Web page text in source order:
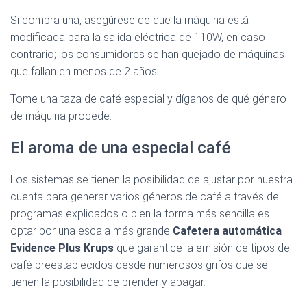
Si compra una, asegúrese de que la máquina está
modificada para la salida eléctrica de 110W, en caso
contrario; los consumidores se han quejado de máquinas
que fallan en menos de 2 años.
Tome una taza de café especial y díganos de qué género
de máquina procede.
El aroma de una especial café
Los sistemas se tienen la posibilidad de ajustar por nuestra
cuenta para generar varios géneros de café a través de
programas explicados o bien la forma más sencilla es
optar por una escala más grande Cafetera automática
Evidence Plus Krups que garantice la emisión de tipos de
café preestablecidos desde numerosos grifos que se
tienen la posibilidad de prender y apagar.